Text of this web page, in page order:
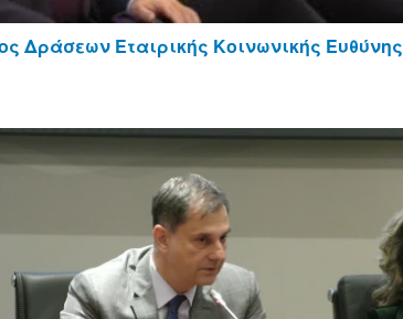
Δράσεων Εταιρικής Κοινωνικής Ευθύνης